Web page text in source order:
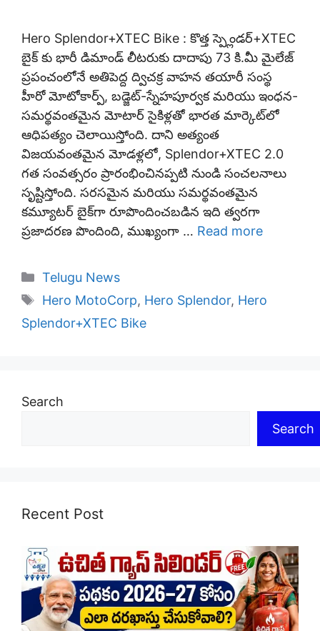
Hero Splendor+XTEC Bike : కొత్త స్ప్లెండర్+XTEC
బైక్ కు భారీ డిమాండ్ లీటరుకు దాదాపు 73 కి.మీ మైలేజ్
ప్రపంచంలోనే అతిపెద్ద ద్విచక్ర వాహన తయారీ సంస్థ
హీరో మోటోకార్ప్, బడ్జెట్-స్నేహపూర్వక మరియు ఇంధన-
సమర్థవంతమైన మోటార్ సైకిళ్లతో భారత మార్కెట్‌లో
ఆధిపత్యం చెలాయిస్తోంది. దాని అత్యంత
విజయవంతమైన మోడళ్లలో, Splendor+XTEC 2.0
గత సంవత్సరం ప్రారంభించినప్పటి నుండి సంచలనాలు
సృష్టిస్తోంది. సరసమైన మరియు సమర్థవంతమైన
కమ్యూటర్ బైక్‌గా రూపొందించబడిన ఇది త్వరగా
ప్రజాదరణ పొందింది, ముఖ్యంగా … Read more
Categories
Telugu News
Tags
Hero MotoCorp, Hero Splendor, Hero
Splendor+XTEC Bike
Search
Search
Recent Post